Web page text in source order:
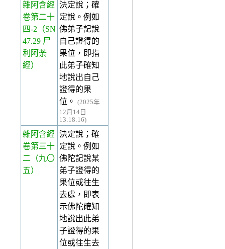
雜阿含經
卷第二十
四-2 （SN
47.29 尸
利阿荼
經）
決定說；確
定說。例如
佛弟子記說
自己證得的
果位，即指
此弟子確知
地說出自己
證得的果
位。
(2025年
12月14日
13:18:16)
雜阿含經
卷第三十
二 （九〇
五）
決定說；確
定說。例如
佛陀記說某
弟子證得的
果位或往生
去處，即表
示佛陀確知
地說出此弟
子證得的果
位或往生去